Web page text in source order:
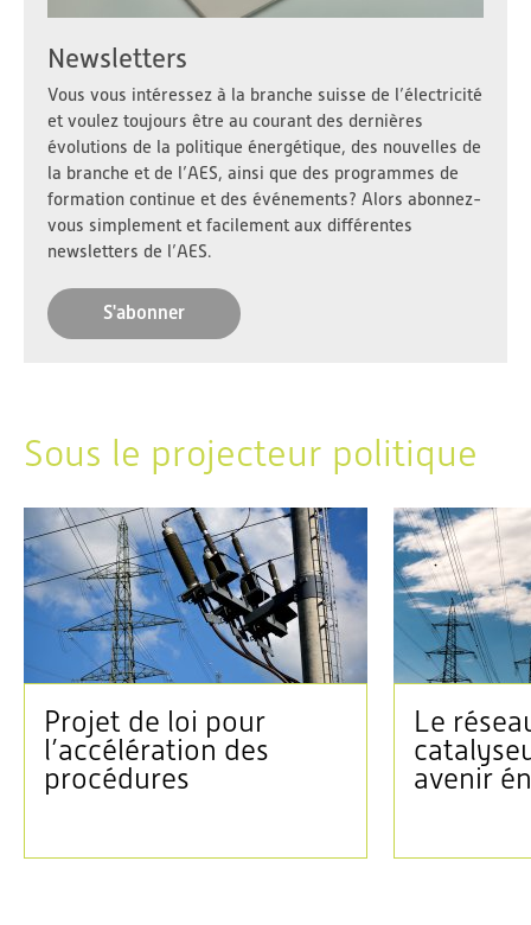
Newsletters
Vous vous intéressez à la branche suisse de l’électricité
et voulez toujours être au courant des dernières
évolutions de la politique énergétique, des nouvelles de
la branche et de l’AES, ainsi que des programmes de
formation continue et des événements? Alors abonnez-
vous simplement et facilement aux différentes
newsletters de l’AES.
S'abonner
Sous le projecteur politique
Projet de loi pour
l’accélération des
procédures
Le
avenir